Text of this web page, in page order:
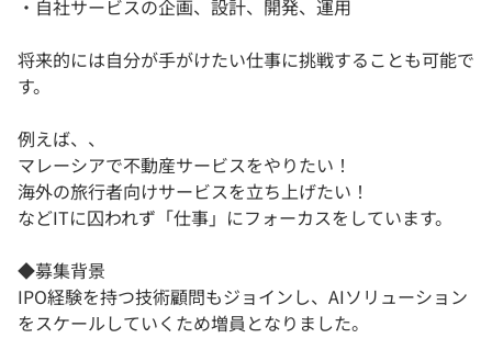
・自社サービスの企画、設計、開発、運用
将来的には自分が手がけたい仕事に挑戦することも可能で
す。
例えば、、
マレーシアで不動産サービスをやりたい！
海外の旅行者向けサービスを立ち上げたい！
などITに囚われず「仕事」にフォーカスをしています。
◆募集背景
IPO経験を持つ技術顧問もジョインし、AIソリューション
をスケールしていくため増員となりました。